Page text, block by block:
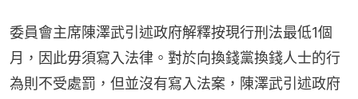
委員會主席陳澤武引述政府解釋按現行刑法最低1個
月，因此毋須寫入法律。對於向換錢黨換錢人士的行
為則不受處罰，但並沒有寫入法案，陳澤武引述政府